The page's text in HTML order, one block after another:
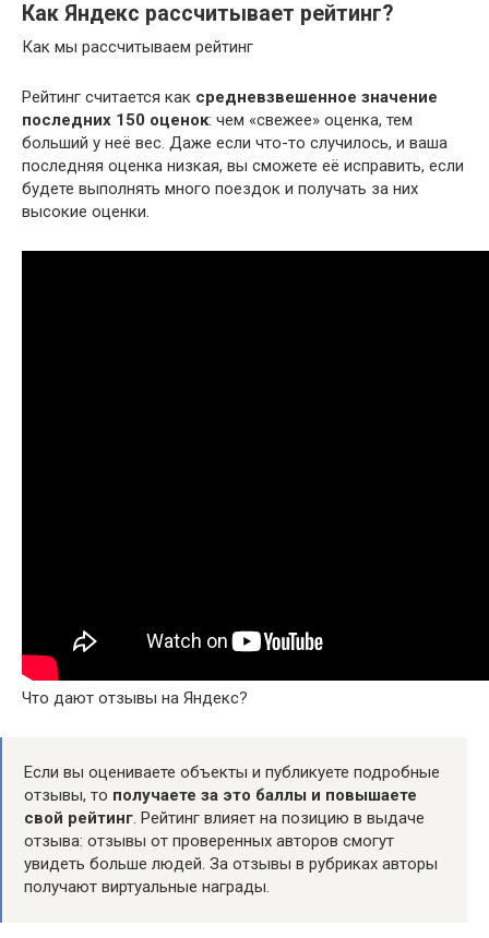
Как Яндекс рассчитывает рейтинг?
Как мы рассчитываем рейтинг
Рейтинг считается как средневзвешенное значение
последних 150 оценок: чем «свежее» оценка, тем
больший у неё вес. Даже если что-то случилось, и ваша
последняя оценка низкая, вы сможете её исправить, если
будете выполнять много поездок и получать за них
высокие оценки.
Что дают отзывы на Яндекс?
Если вы оцениваете объекты и публикуете подробные
отзывы, то получаете за это баллы и повышаете
свой рейтинг. Рейтинг влияет на позицию в выдаче
отзыва: отзывы от проверенных авторов смогут
увидеть больше людей. За отзывы в рубриках авторы
получают виртуальные награды.